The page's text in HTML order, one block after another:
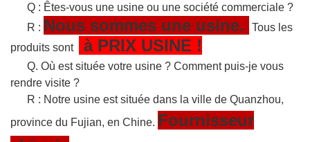
Q : Êtes-vous une usine ou une société commerciale ?
R : Nous sommes une usine.
Tous les
produits sont
à PRIX USINE !
Q. Où est située votre usine ? Comment puis-je vous
rendre visite ?
R : Notre usine est située dans la ville de Quanzhou,
province du Fujian, en Chine. Fournisseur